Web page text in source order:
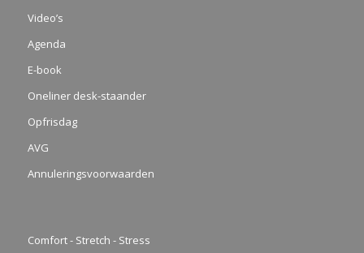
Video’s
Agenda
E-book
Oneliner desk-staander
Opfrisdag
AVG
Annuleringsvoorwaarden
Comfort - Stretch - Stress